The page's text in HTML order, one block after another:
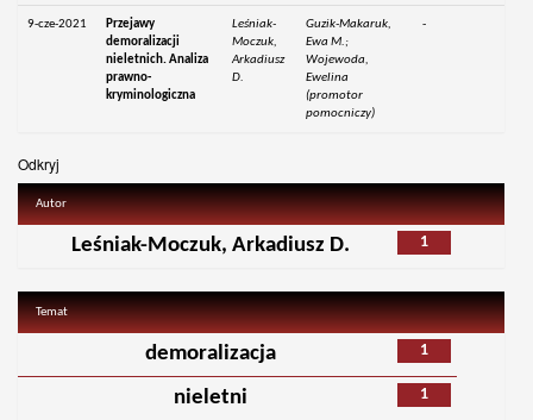
9-cze-2021
Przejawy
demoralizacji
nieletnich. Analiza
prawno-
kryminologiczna
Leśniak-
Moczuk,
Arkadiusz
D.
Guzik-Makaruk,
Ewa M.;
Wojewoda,
Ewelina
(promotor
pomocniczy)
-
Odkryj
Autor
1
Leśniak-Moczuk, Arkadiusz D.
Temat
1
demoralizacja
1
nieletni